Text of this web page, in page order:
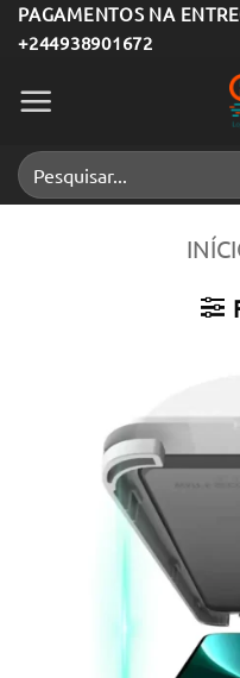
Skip
to
content
PAGAMENTOS NA
+244938901672
Pesquisar
por: